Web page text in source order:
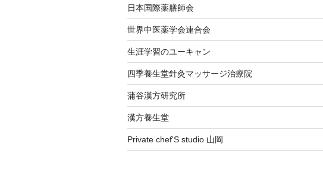
日本国際薬膳師会
世界中医薬学会連合会
生涯学習のユーキャン
四季養生堂針灸マッサージ治療院
蒲谷漢方研究所
漢方養生堂
Private chef'S studio 山岡